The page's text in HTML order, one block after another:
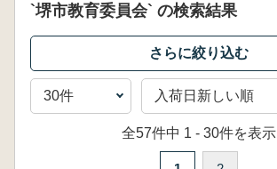
`堺市教育委員会` の検索結果
全57件中 1 - 30件を表示